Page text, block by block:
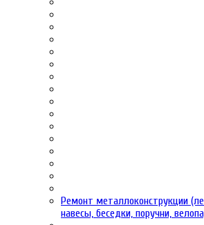
Ремонт металлоконструкции
навесы, беседки, поручни,